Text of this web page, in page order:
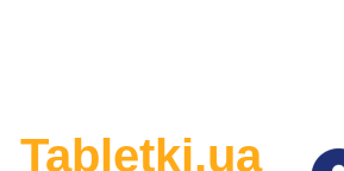
Tabletki.ua